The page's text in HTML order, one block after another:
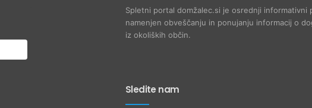
Spletni portal domžalec.si je osrednji informativni
namenjen obveščanju in ponujanju informacij o
iz okoliških občin.
Sledite nam